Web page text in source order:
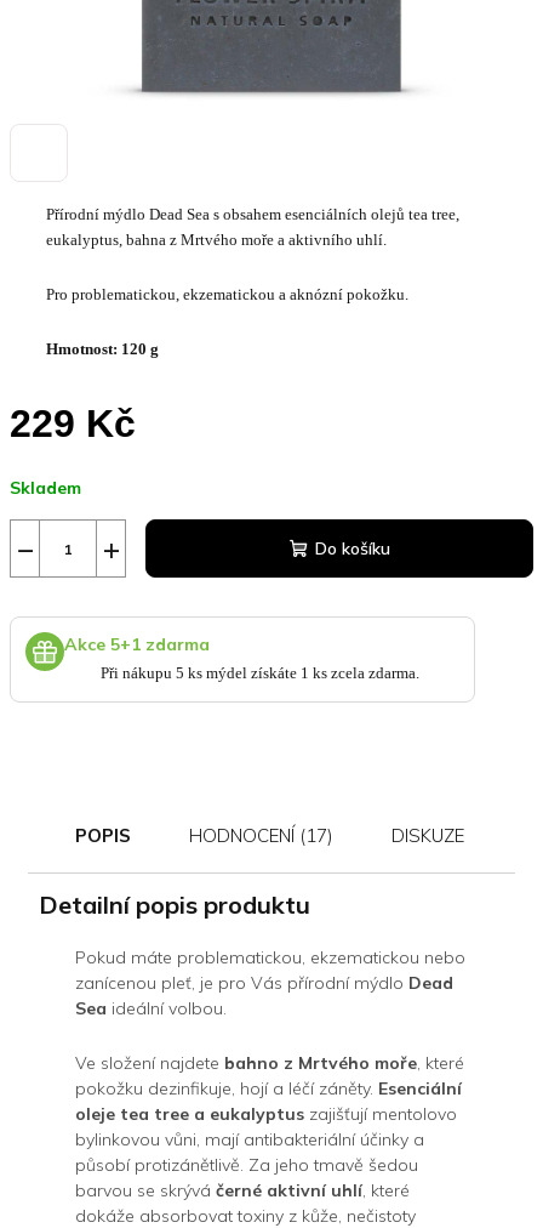
Přírodní mýdlo Dead Sea s obsahem esenciálních olejů tea tree,
eukalyptus, bahna z Mrtvého moře a aktivního uhlí.
Pro problematickou, ekzematickou a aknózní pokožku.
Hmotnost: 120 g
229 Kč
cena:
Skladem
+
− Do košíku
Akce 5+1 zdarma
Při nákupu 5 ks mýdel získáte 1 ks zcela zdarma.
POPIS HODNOCENÍ (17) DISKUZE
Detailní popis produktu
Pokud máte problematickou, ekzematickou nebo
zanícenou pleť, je pro Vás přírodní mýdlo Dead
Sea ideální volbou.
Ve složení najdete bahno z Mrtvého moře, které
pokožku dezinfikuje, hojí a léčí záněty. Esenciální
oleje tea tree a eukalyptus zajišťují mentolovo
bylinkovou vůni, mají antibakteriální účinky a
působí protizánětlivě. Za jeho tmavě šedou
barvou se skrývá černé aktivní uhlí, které
dokáže absorbovat toxiny z kůže, nečistoty